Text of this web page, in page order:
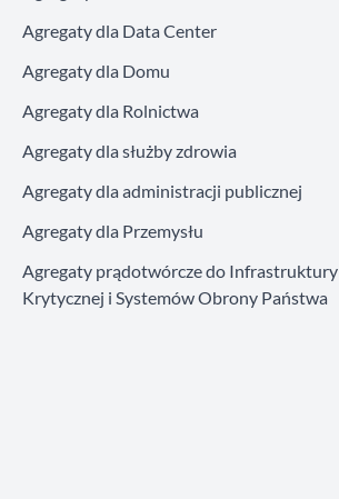
Agregaty dla Data Center
Agregaty dla Domu
Agregaty dla Rolnictwa
Agregaty dla służby zdrowia
Agregaty dla administracji publicznej
Agregaty dla Przemysłu
Agregaty prądotwórcze do Infrastruktury
Krytycznej i Systemów Obrony Państwa